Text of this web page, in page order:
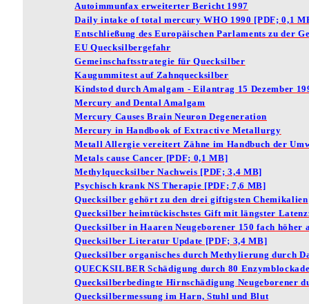
Autoimmunfax erweiterter Bericht 1997
Daily intake of total mercury WHO 1990 [PDF; 0,1
Entschließung des Europäischen Parlaments zu der
EU Quecksilbergefahr
Gemeinschaftsstrategie für Quecksilber
Kaugummitest auf Zahnquecksilber
Kindstod durch Amalgam - Eilantrag 15 Dezember
Mercury and Dental Amalgam
Mercury Causes Brain Neuron Degeneration
Mercury in Handbook of Extractive Metallurgy
Metall Allergie vereitert Zähne im Handbuch der
Metals cause Cancer [PDF; 0,1 MB]
Methylquecksilber Nachweis [PDF; 3,4 MB]
Psychisch krank NS Therapie [PDF; 7,6 MB]
Quecksilber gehört zu den drei giftigsten Chemikalien
Quecksilber heimtückischstes Gift mit längster
Quecksilber in Haaren Neugeborener 150 fach
Quecksilber Literatur Update [PDF; 3,4 MB]
Quecksilber organisches durch Methylierung durch
QUECKSILBER Schädigung durch 80
Quecksilberbedingte Hirnschädigung Neugeborener
Quecksilbermessung im Harn, Stuhl und Blut